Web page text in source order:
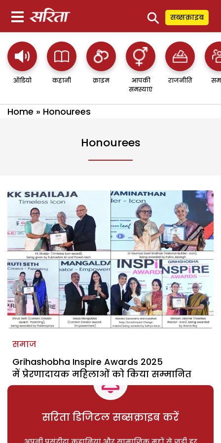
⚲ सब्सक्राइब
ऑडियो कहानी क्राइम
आपकी
समस्याएं
राजनीति
Home » Honourees
Honourees
समाज
Grihashobha Inspire Awards 2025
में प्रेरणादायक महिलाओं को किया सम्मानित
सरिता डिजिटल सब्सक्राइब करें